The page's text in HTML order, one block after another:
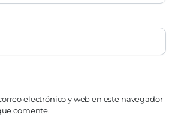
electrónico y web en este navegador
comente.